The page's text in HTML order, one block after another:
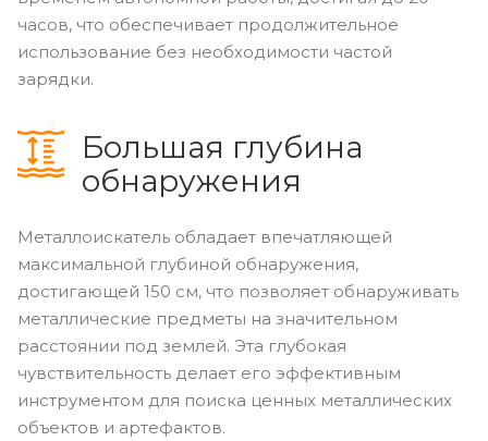
часов, что обеспечивает продолжительное
использование без необходимости частой
зарядки.
Большая глубина
обнаружения
Металлоискатель обладает впечатляющей
максимальной глубиной обнаружения,
достигающей 150 см, что позволяет обнаруживать
металлические предметы на значительном
расстоянии под землей. Эта глубокая
чувствительность делает его эффективным
инструментом для поиска ценных металлических
объектов и артефактов.